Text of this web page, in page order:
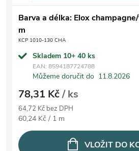
Barva a délka: Elox
m
KCP 1010-130 CHA
Skladem 10+ 40 ks
EAN: 8594187724788
Můžeme doručit do 11.8.2026
78,31 Kč/ ks
64,72 Kč bez DPH
Měrná cena:
60,24 Kč / 1 m
VLOŽIT DO